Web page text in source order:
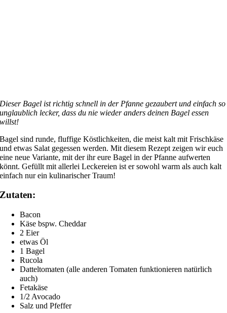
Dieser Bagel ist richtig schnell in der Pfanne gezaubert und einfach so
unglaublich lecker, dass du nie wieder anders deinen Bagel essen
willst!
Bagel sind runde, fluffige Köstlichkeiten, die meist kalt mit Frischkäse
und etwas Salat gegessen werden. Mit diesem Rezept zeigen wir euch
eine neue Variante, mit der ihr eure Bagel in der Pfanne aufwerten
könnt. Gefüllt mit allerlei Leckereien ist er sowohl warm als auch kalt
einfach nur ein kulinarischer Traum!
Zutaten:
Bacon
Käse bspw. Cheddar
2 Eier
etwas Öl
1 Bagel
Rucola
Datteltomaten (alle anderen Tomaten funktionieren natürlich
auch)
Fetakäse
1/2 Avocado
Salz und Pfeffer